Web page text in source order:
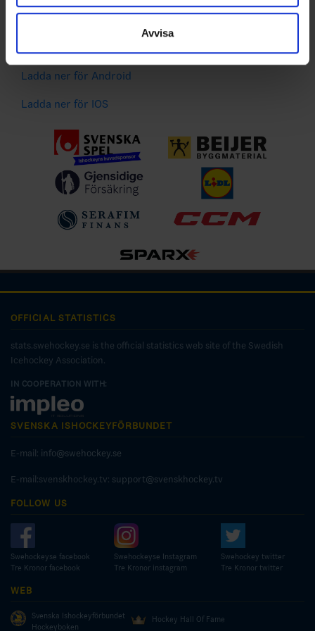
samlat in när du har använt deras tjänster.
Avvisa
Spelarstatistik
Följ ditt favoritlag och få pushnotiser vid viktiga
Ladda ner för Android
Ladda ner för IOS
OFFICIAL STATISTICS
stats.swehockey.se is the official statistics web site of the Swedish
Icehockey Association.
IN COOPERATION WITH:
SVENSKA ISHOCKEYFÖRBUNDET
E-mail: info@swehockey.se
E-mail:svenskhockey.tv: support@svenskhockey.tv
FOLLOW US
Swehockeyse facebook
Tre Kronor facebook
Swehockeyse Instagram
Tre Kronor instagram
Swehockey twitter
Tre Kronor twitter
WEB
Svenska Ishockeyförbundet
Hockeyboken
Hockey Hall Of Fame